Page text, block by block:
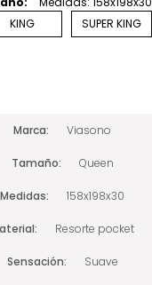
KING SUPER KING
Marca Viasono
Tamaño Queen
Medidas 158x198x30
Resorte pocket
Sensación Suave